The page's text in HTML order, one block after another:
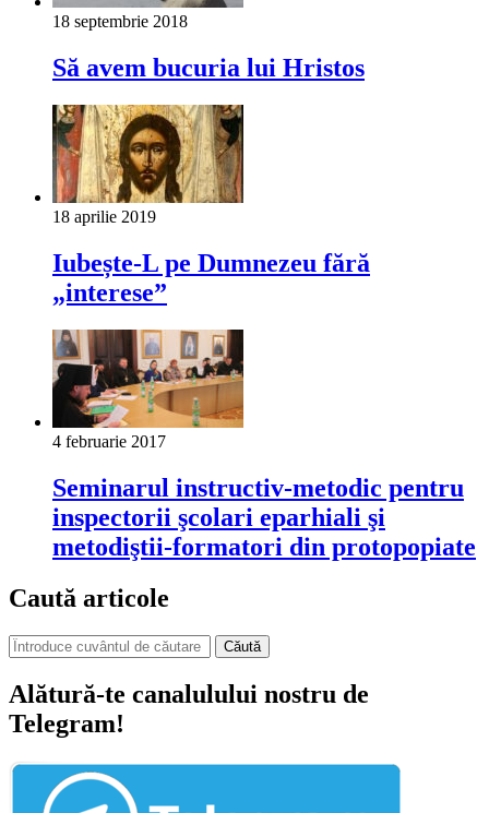
18 septembrie 2018
Să avem bucuria lui Hristos
18 aprilie 2019
Iubește-L pe Dumnezeu fără
„interese”
4 februarie 2017
Seminarul instructiv-metodic pentru
inspectorii şcolari eparhiali şi
metodiştii-formatori din protopopiate
Caută articole
Căută
Alătură-te canalulului nostru de
Telegram!